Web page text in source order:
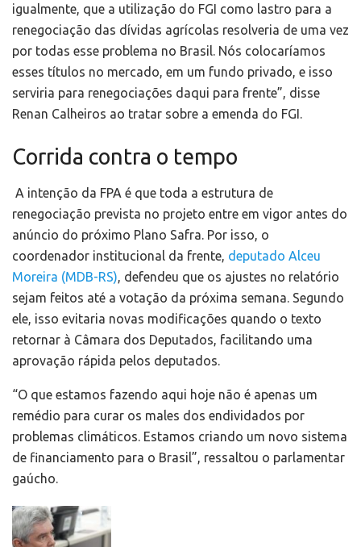
igualmente, que a utilização do FGI como lastro para a
renegociação das dívidas agrícolas resolveria de uma vez
por todas esse problema no Brasil. Nós colocaríamos
esses títulos no mercado, em um fundo privado, e isso
serviria para renegociações daqui para frente”, disse
Renan Calheiros ao tratar sobre a emenda do FGI.
Corrida contra o tempo
A intenção da FPA é que toda a estrutura de
renegociação prevista no projeto entre em vigor antes do
anúncio do próximo Plano Safra. Por isso, o
coordenador institucional da frente, deputado Alceu
Moreira (MDB-RS), defendeu que os ajustes no relatório
sejam feitos até a votação da próxima semana. Segundo
ele, isso evitaria novas modificações quando o texto
retornar à Câmara dos Deputados, facilitando uma
aprovação rápida pelos deputados.
“O que estamos fazendo aqui hoje não é apenas um
remédio para curar os males dos endividados por
problemas climáticos. Estamos criando um novo sistema
de financiamento para o Brasil”, ressaltou o parlamentar
gaúcho.